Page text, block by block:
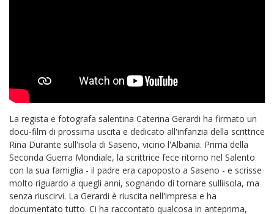
La regista e fotografa salentina Caterina Gerardi ha firmato un
docu-film di prossima uscita e dedicato all'infanzia della scrittrice
Rina Durante sull'isola di Saseno, vicino l'Albania. Prima della
Seconda Guerra Mondiale, la scrittrice fece ritorno nel Salento
con la sua famiglia - il padre era capoposto a Saseno - e scrisse
molto riguardo a quegli anni, sognando di tornare sullìisola, ma
senza riuscirvi. La Gerardi è riuscita nell'impresa e ha
documentato tutto. Ci ha raccontato qualcosa in anteprima,